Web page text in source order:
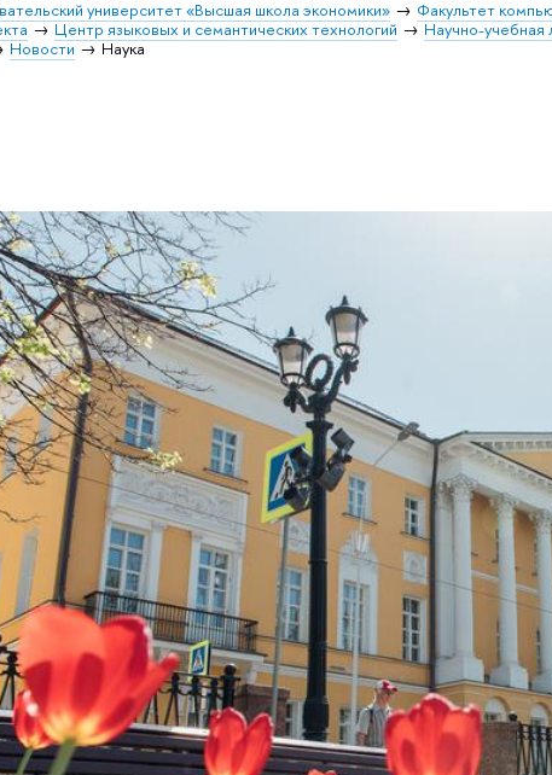
университет «Высшая школа экономики» Факультет
Центр языковых и семантических технологий
Научно-учебная
Новости Наука